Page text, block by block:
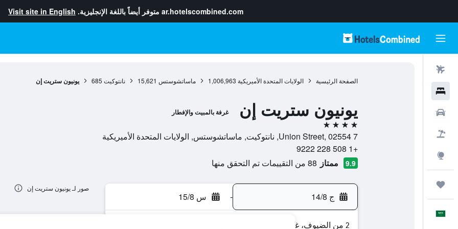
ar.hotelscombined.com متوفر أيضاً باللغة الإنجليزية. Visit site in English
الصفحة الرئيسية الولايات المتحدة الأميريكية 1,006,963 ماساتشوستس 15,621 نانتوكيت 685 يونيون ستريت إن
يونيون ستريت إن غرفة بالمبيت والإفطار
4 نجوم
7 Union Street, 02554, نانتوكيت, ماساتشوستس, الولايات المتحدة الأميريكية
+1 508 228 9222
9.9 ممتاز 88 من التقييمات تم التحقق منها
ج 14/8 - س 15/8
2 من الضيوف، غرفة واحدة
صور لـ يونيون ستريت إن